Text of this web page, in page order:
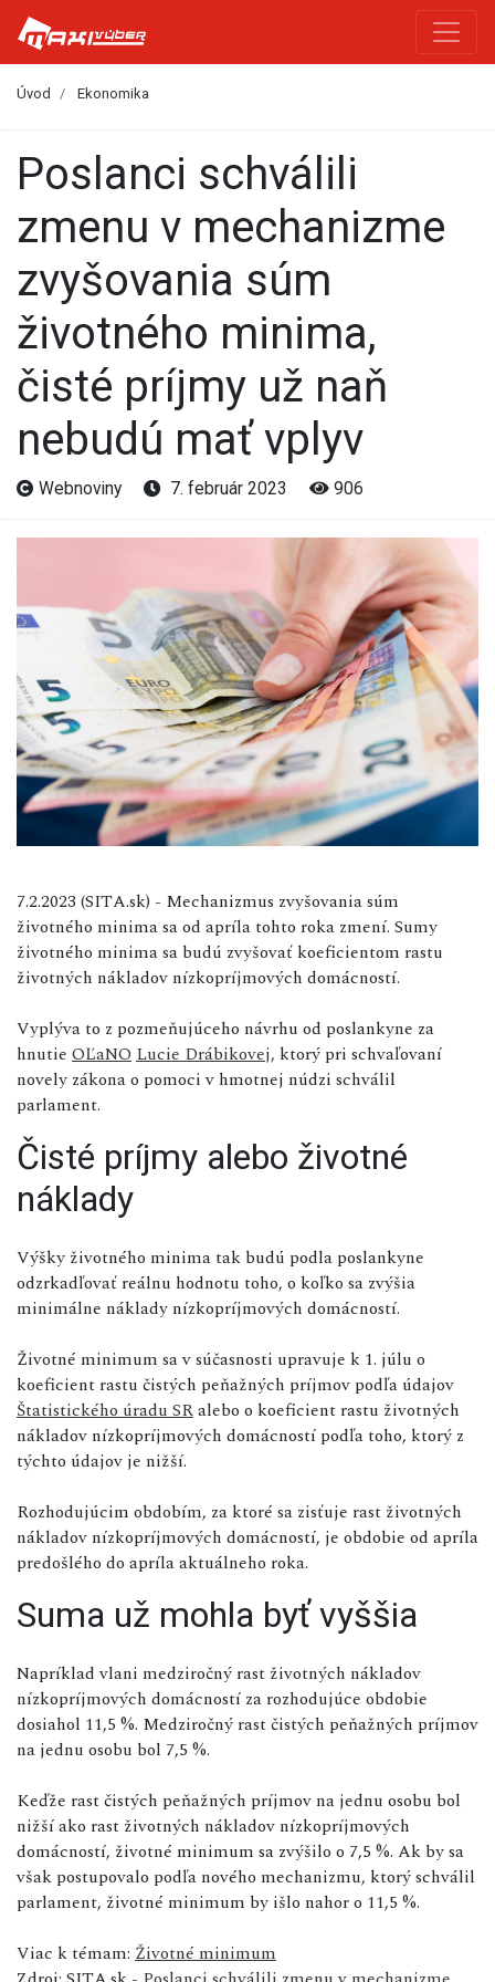
Úvod Ekonomika
Poslanci schválili
zmenu v mechanizme
zvyšovania súm
životného minima,
čisté príjmy už naň
nebudú mať vplyv
Webnoviny 7. február 2023 906
7.2.2023 (SITA.sk) - Mechanizmus zvyšovania súm
životného minima sa od apríla tohto roka zmení. Sumy
životného minima sa budú zvyšovať koeficientom rastu
životných nákladov nízkopríjmových domácností.
Vyplýva to z pozmeňujúceho návrhu od poslankyne za
hnutie OĽaNO Lucie Drábikovej, ktorý pri schvaľovaní
novely zákona o pomoci v hmotnej núdzi schválil
parlament.
Čisté príjmy alebo životné
náklady
Výšky životného minima tak budú podla poslankyne
odzrkadľovať reálnu hodnotu toho, o koľko sa zvýšia
minimálne náklady nízkopríjmových domácností.
Životné minimum sa v súčasnosti upravuje k 1. júlu o
koeficient rastu čistých peňažných príjmov podľa údajov
Štatistického úradu SRalebo o koeficient rastu životných
nákladov nízkopríjmových domácností podľa toho, ktorý z
týchto údajov je nižší.
Rozhodujúcim obdobím, za ktoré sa zisťuje rast životných
nákladov nízkopríjmových domácností, je obdobie od apríla
predošlého do apríla aktuálneho roka.
Suma už mohla byť vyššia
Napríklad vlani medziročný rast životných nákladov
nízkopríjmových domácností za rozhodujúce obdobie
dosiahol 11,5 %. Medziročný rast čistých peňažných príjmov
na jednu osobu bol 7,5 %.
Keďže rast čistých peňažných príjmov na jednu osobu bol
nižší ako rast životných nákladov nízkopríjmových
domácností, životné minimum sa zvýšilo o 7,5 %. Ak by sa
však postupovalo podľa nového mechanizmu, ktorý schválil
parlament, životné minimum by išlo nahor o 11,5 %.
Viac k témam: Životné minimum